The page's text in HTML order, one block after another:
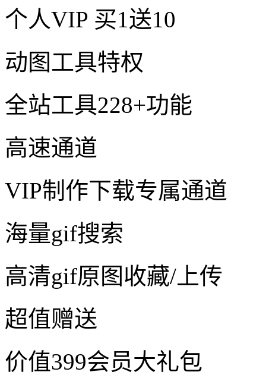
个人VIP 买1送10
动图工具特权
全站工具228+功能
高速通道
VIP制作下载专属通道
海量gif搜索
高清gif原图收藏/上传
超值赠送
价值399会员大礼包